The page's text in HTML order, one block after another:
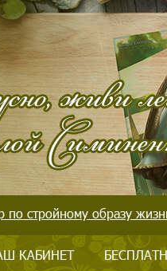
по стройному образу
КАБИНЕТ